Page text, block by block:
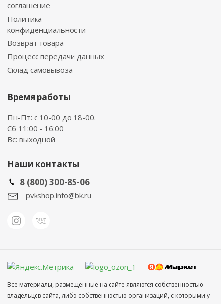
соглашение
Политика
конфиденциальности
Возврат товара
Процесс передачи данных
Склад самовывоза
Время работы
Пн-Пт: с 10-00 до 18-00.
Сб 11:00 - 16:00
Вс: выходной
Наши контакты
8 (800) 300-85-06
pvkshop.info@bk.ru
Все материалы, размещенные на сайте являются собственностью
владельцев сайта, либо собственностью организаций, с которыми у